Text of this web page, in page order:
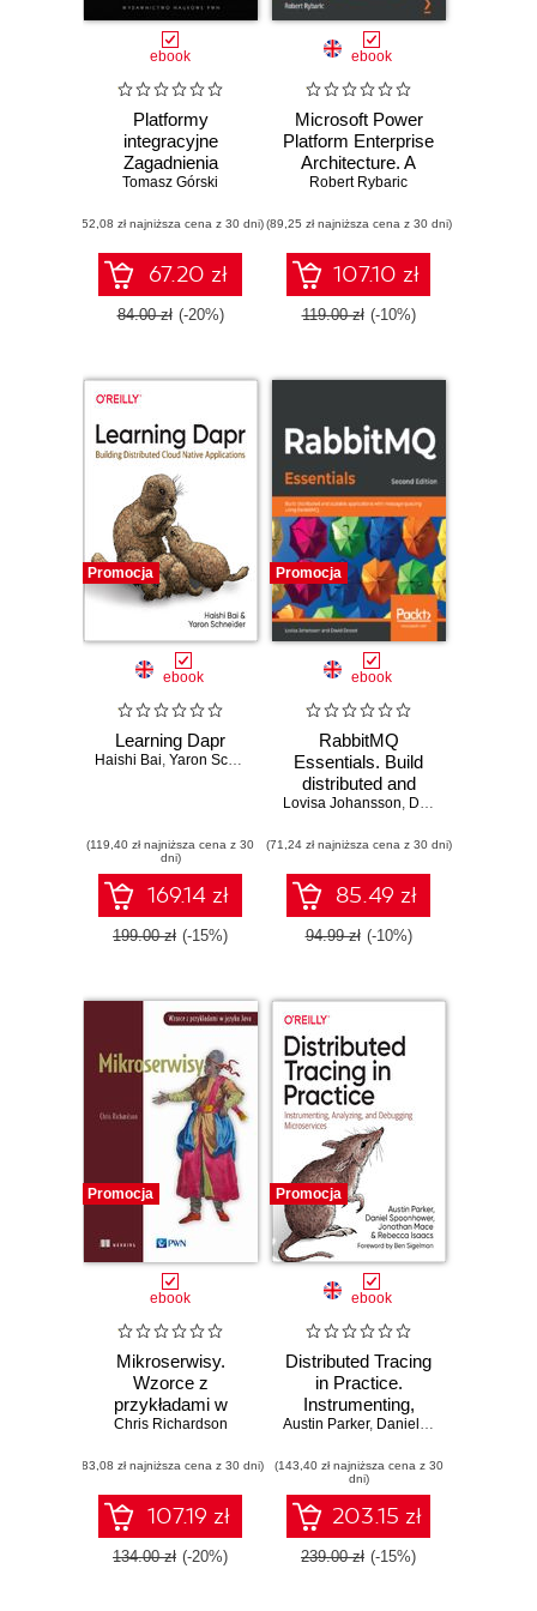
ebook
Platformy
integracyjne
Zagadnienia
wybrane
Tomasz Górski
(52,08 zł najniższa cena z 30 dni)
67.20 zł
84.00 zł (-20%)
ebook
Microsoft Power
Platform Enterprise
Architecture. A
guide for architects
makers to craft
complex solutions
tailored to meet
business needs
Robert Rybaric
(89,25 zł najniższa cena z 30 dni)
107.10 zł
119.00 zł (-10%)
Promocja
ebook
Learning Dapr
Haishi Bai, Yaron Schneider
(119,40 zł najniższa cena z 30
dni)
169.14 zł
199.00 zł (-15%)
Promocja
ebook
RabbitMQ
Essentials. Build
distributed and
scalable
message queuing
using RabbitMQ -
Second Edition
Lovisa Johansson, David Dossot
(71,24 zł najniższa cena z 30 dni)
85.49 zł
94.99 zł (-10%)
Promocja
ebook
Mikroserwisy.
Wzorce z
przykładami w
języku Java
Chris Richardson
(83,08 zł najniższa cena z 30 dni)
107.19 zł
134.00 zł (-20%)
Promocja
ebook
Distributed Tracing
in Practice.
Instrumenting,
Analyzing, and
Microservices
Austin Parker, Daniel Spoonhower
(143,40 zł najniższa cena z 30
dni)
203.15 zł
239.00 zł (-15%)